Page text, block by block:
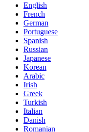
English
French
German
Portuguese
Spanish
Russian
Japanese
Korean
Arabic
Irish
Greek
Turkish
Italian
Danish
Romanian